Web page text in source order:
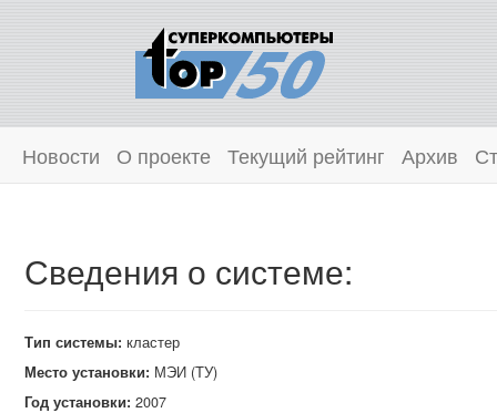
Новости О проекте Текущий рейтинг Архив
Сведения о системе:
Тип системы: кластер
Место установки: МЭИ (ТУ)
Год установки: 2007